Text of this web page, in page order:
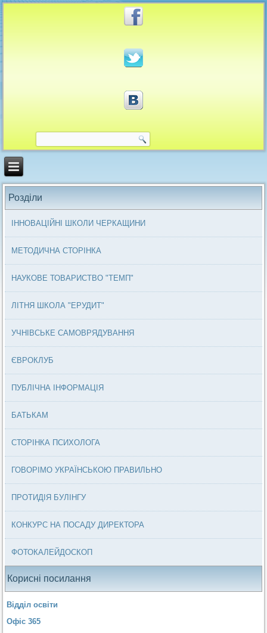
Розділи
ІННОВАЦІЙНІ ШКОЛИ ЧЕРКАЩИНИ
МЕТОДИЧНА СТОРІНКА
НАУКОВЕ ТОВАРИСТВО "ТЕМП"
ЛІТНЯ ШКОЛА "ЕРУДИТ"
УЧНІВСЬКЕ САМОВРЯДУВАННЯ
ЄВРОКЛУБ
ПУБЛІЧНА ІНФОРМАЦІЯ
БАТЬКАМ
СТОРІНКА ПСИХОЛОГА
ГОВОРІМО УКРАЇНСЬКОЮ ПРАВИЛЬНО
ПРОТИДІЯ БУЛІНГУ
КОНКУРС НА ПОСАДУ ДИРЕКТОРА
ФОТОКАЛЕЙДОСКОП
Корисні посилання
Відділ освіти
Офіс 365